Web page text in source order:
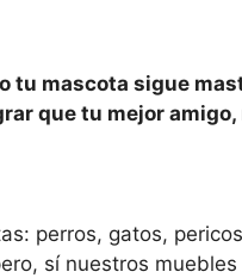
tu mascota sigue
que tu mejor
perros, gatos,
sí nuestros